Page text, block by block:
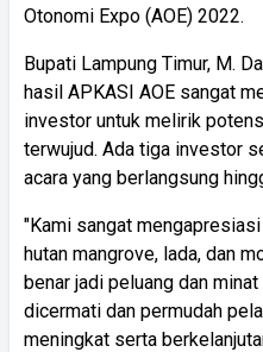
Otonomi Expo (AOE) 2022.
Bupati Lampung Timur, M.
hasil APKASI AOE sangat
investor untuk melirik
terwujud. Ada tiga investor
acara yang berlangsung
"Kami sangat
hutan mangrove, lada, dan
benar jadi peluang dan
dicermati dan permudah
meningkat serta